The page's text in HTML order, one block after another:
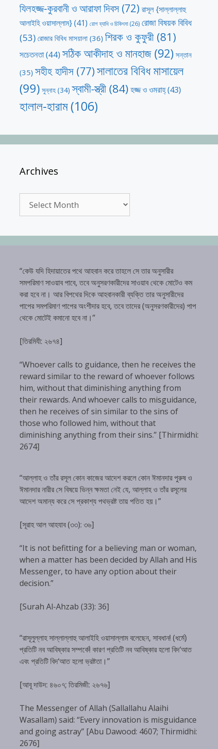
যিলহজ্জ-কুরবানী ও আরাফা দিবস (72) রাসূল {সাল্লাল্লাহু
আলাইহি ওয়াসাল্লাম}(41) রোগ ব্যাধি ও চিকিৎসা(26) রোজা বিষয়ক বিবিধ
(53) রোজার বিবিধ মাসয়ালা (36) শিরক ও কুফুরী (81)
সচেতনতা(44) সঠিক আকীদাহ ও মানহাজ (92) সন্তান
(35) সহীহ হাদীস(77)সালাতের বিবিধ মাসায়েল
(99) সুন্নাহ(34) স্বামী-স্ত্রী(84) হজ্জ ও ওমরাহ্‌(43)
হালাল-হারাম(106)
Archives
“কেউ যদি হিদায়াতের পথে আহবান করে তাহলে সে তার অনুসারীর
সমপরিমাণ সাওয়াব পাবে, তবে অনুসরণকারীদের সাওয়াব থেকে মোটেও কম
করা হবে না। আর বিপথের দিকে আহবানকারী ব্যক্তি তার অনুসারীদের
পাপের সমপরিমাণ পাপের অংশীদার হবে, তবে তাদের (অনুসরণকারীদের) পাপ
থেকে মোটেই কমানো হবে না।”
[তিরমিযী: ২৬৭৪]
“Whoever calls to guidance, then he receives the
reward similar to the reward of whoever follows
him, without that diminishing anything from
their rewards. And whoever calls to misguidance,
then he receives of sin similar to the sins of
those who followed him, without that
diminishing anything from their sins.” [Thirmidhi:
2674]
“আল্লাহ ও তাঁর রসূল কোন কাজের আদেশ করলে কোন ঈমানদার পুরুষ ও
ঈমানদার নারীর সে বিষয়ে ভিন্ন ক্ষমতা নেই যে, আল্লাহ ও তাঁর রসূলের
আদেশ অমান্য করে সে প্রকাশ্য পথভ্রষ্ট তায় পতিত হয়।”
[সূরাহ আল আহযাব (৩৩): ৩৬]
“It is not befitting for a believing man or woman,
when a matter has been decided by Allah and His
Messenger, to have any option about their
decision.”
[Surah Al-Ahzab (33): 36]
“রাসূলুল্লাহ সাল্লাল্লাহু আলাইহি ওয়াসাল্লাম বলেছেন, সাবধান! (ধর্মে)
প্রতিটি নব আবিষ্কার সম্পর্কে! কারণ প্রতিটি নব আবিষ্কার হলো বিদ‘আত
এবং প্রতিটি বিদ‘আত হলো ভ্রষ্টতা।”
[আবূ দাউদ: ৪৬০৭; তিরমিজী: ২৬৭৬]
The Messenger of Allah (Sallallahu Alaihi
Wasallam) said: “Every innovation is misguidance
and going astray” [Abu Dawood: 4607; Thirmidhi:
2676]